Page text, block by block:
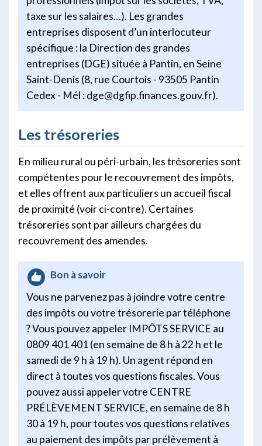
taxe sur les salaires…). Les grandes
entreprises disposent d’un interlocuteur
spécifique : la Direction des grandes
entreprises (DGE) située à Pantin, en Seine
Saint-Denis (8, rue Courtois - 93505 Pantin
Cedex - Mél : dge@dgfip.finances.gouv.fr).
Les trésoreries
En milieu rural ou péri-urbain, les trésoreries sont
compétentes pour le recouvrement des impôts,
et elles offrent aux particuliers un accueil fiscal
de proximité (voir ci-contre). Certaines
trésoreries sont par ailleurs chargées du
recouvrement des amendes.
Bon à savoir
Vous ne parvenez pas à joindre votre centre
des impôts ou votre trésorerie par téléphone
? Vous pouvez appeler IMPÔTS SERVICE au
0809 401 401 (en semaine de 8 h à 22 h et le
samedi de 9 h à 19 h). Un agent répond en
direct à toutes vos questions fiscales. Vous
pouvez aussi appeler votre CENTRE
PRÉLÈVEMENT SERVICE, en semaine de 8 h
30 à 19 h, pour toutes vos questions relatives
au paiement des impôts par prélèvement à